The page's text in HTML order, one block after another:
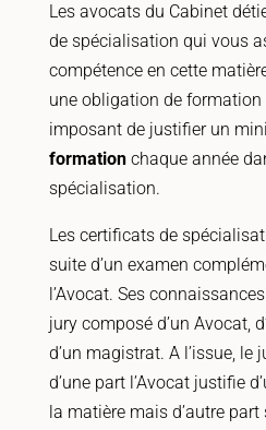
Les avocats du Cabinet
de spécialisation qui vous
compétence en cette
une obligation de formation
imposant de justifier un
formationchaque année
spécialisation.
Les certificats de
suite d’un examen
l’Avocat. Ses
jury composé d’un Avocat,
d’un magistrat. A l’issue, le
d’une part l’Avocat justifie
la matière mais d’autre part